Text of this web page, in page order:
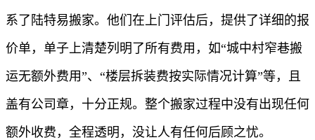
系了陆特易搬家。他们在上门评估后，提供了详细的报
价单，单子上清楚列明了所有费用，如“城中村窄巷搬
运无额外费用”、“楼层拆装费按实际情况计算”等，且
盖有公司章，十分正规。整个搬家过程中没有出现任何
额外收费，全程透明，没让人有任何后顾之忧。